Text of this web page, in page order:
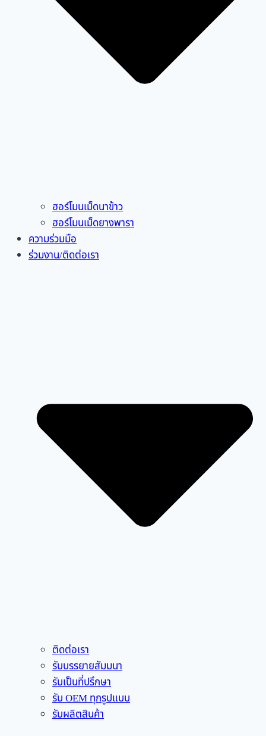
ฮอร์โมนเม็ดนาข้าว
ฮอร์โมนเม็ดยางพารา
ความร่วมมือ
ร่วมงาน/ติดต่อเรา
ติดต่อเรา
รับบรรยายสัมมนา
รับเป็นที่ปรึกษา
รับ OEM ทุกรูปแบบ
รับผลิตสินค้า